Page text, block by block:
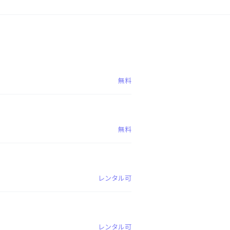
無料
無料
レンタル可
レンタル可